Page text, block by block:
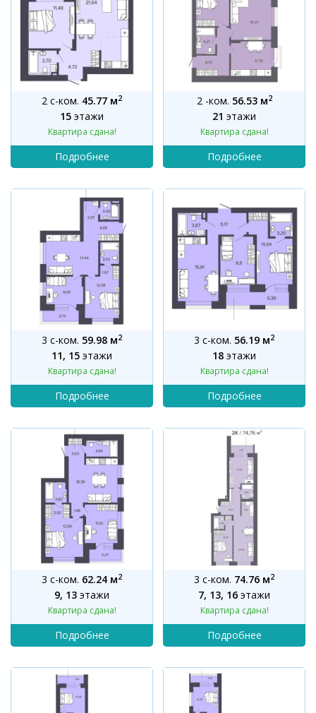
2 с-ком. 45.77 м2
15 этажи
Квартира сдана!
2 -ком. 56.53 м2
21 этажи
Квартира сдана!
3 с-ком. 59.98 м2
11, 15 этажи
Квартира сдана!
3 с-ком. 56.19 м2
18 этажи
Квартира сдана!
3 с-ком. 62.24 м2
9, 13 этажи
Квартира сдана!
3 с-ком. 74.76 м2
7, 13, 16 этажи
Квартира сдана!